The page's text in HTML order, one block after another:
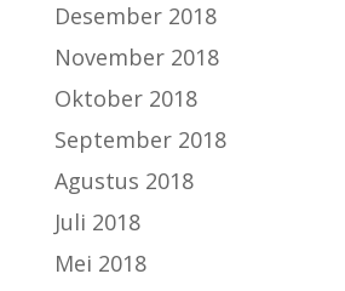
Desember 2018
November 2018
Oktober 2018
September 2018
Agustus 2018
Juli 2018
Mei 2018